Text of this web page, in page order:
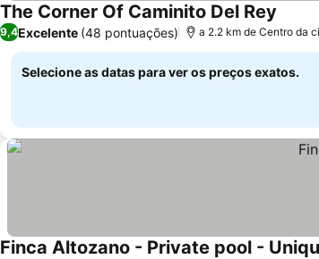
The Corner Of Caminito Del Rey
9,4Excelente (48 pontuações) a 2.2 km de Centro da
Selecione as datas para ver os preços exatos.
Finca Altozano - Private pool -